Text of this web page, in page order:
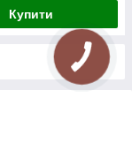
Купити
КНОПКА
ЗВ'ЯЗКУ